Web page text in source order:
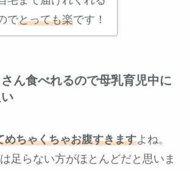
でとっても楽です！
ん食べれるので母乳育児中に
めちゃくちゃお腹すきますよね。
足らない方がほとんどだと思いま